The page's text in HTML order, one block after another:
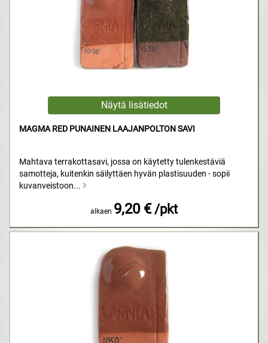
MAGMA RED PUNAINEN LAAJANPOLTON SAVI
Mahtava terrakottasavi, jossa on käytetty tulenkestäviä
samotteja, kuitenkin säilyttäen hyvän plastisuuden - sopii
kuvanveistoon...
alkaen 9,20 € /pkt